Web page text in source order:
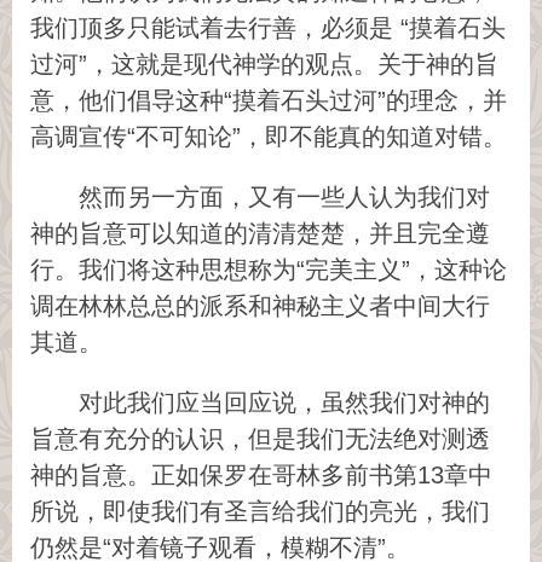
我们顶多只能试着去行善，必须是 “摸着石头
过河”，这就是现代神学的观点。关于神的旨
意，他们倡导这种“摸着石头过河”的理念，并
高调宣传“不可知论”，即不能真的知道对错。
然而另一方面，又有一些人认为我们对
神的旨意可以知道的清清楚楚，并且完全遵
行。我们将这种思想称为“完美主义”，这种论
调在林林总总的派系和神秘主义者中间大行
其道。
对此我们应当回应说，虽然我们对神的
旨意有充分的认识，但是我们无法绝对测透
神的旨意。正如保罗在哥林多前书第13章中
所说，即使我们有圣言给我们的亮光，我们
仍然是“对着镜子观看，模糊不清”。